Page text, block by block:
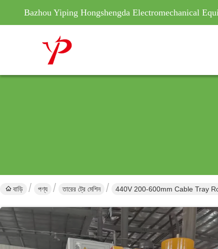
Bazhou Yiping Hongshengda Electromechanical
বাড়ি পণ্য তারের ট্রে মেশিন 440V 200-600mm Cable Tray